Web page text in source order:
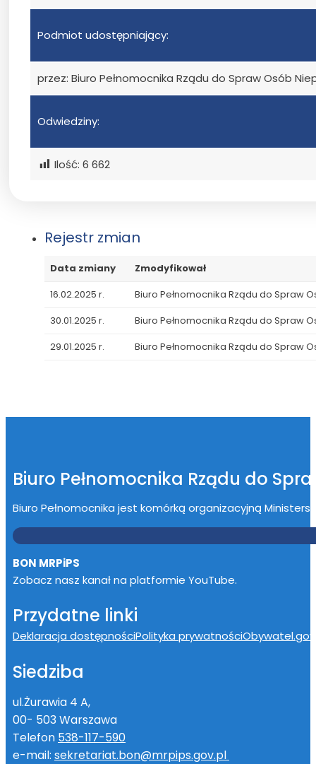
Podmiot udostępniający:
przez: Biuro Pełnomocnika Rządu do Spraw Osób
Odwiedziny:
Ilość: 6 662
Rejestr zmian
Data zmiany
Zmodyfikował
16.02.2025 r.
Biuro Pełnomocnika Rządu do Spraw
30.01.2025 r.
Biuro Pełnomocnika Rządu do Spraw
29.01.2025 r.
Biuro Pełnomocnika Rządu do Spraw
Biuro Pełnomocnika Rządu do
Biuro Pełnomocnika jest komórką organizacyjną
BON MRPiPS
Zobacz nasz kanał na platformie YouTube.
Przydatne linki
Deklaracja dostępnościPolityka prywatności
Siedziba
ul.Żurawia 4 A,
00- 503 Warszawa
Telefon 538-117-590
e-mail: sekretariat.bon@mrpips.gov.pl